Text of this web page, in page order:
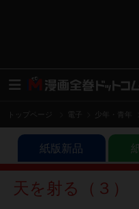
トップページ 少年・青年
紙版新品
天を射る（３）